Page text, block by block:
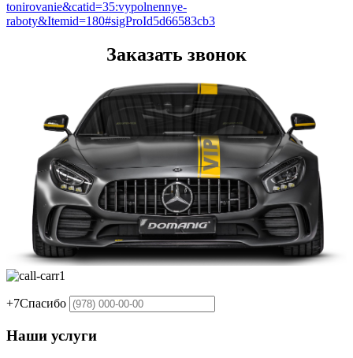
tonirovanie&catid=35:vypolnennye-
raboty&Itemid=180#sigProId5d66583cb3
Заказать звонок
+7Спасибо
Наши услуги